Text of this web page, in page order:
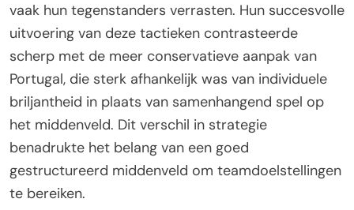
vaak hun tegenstanders verrasten. Hun succesvolle
uitvoering van deze tactieken contrasteerde
scherp met de meer conservatieve aanpak van
Portugal, die sterk afhankelijk was van individuele
briljantheid in plaats van samenhangend spel op
het middenveld. Dit verschil in strategie
benadrukte het belang van een goed
gestructureerd middenveld om teamdoelstellingen
te bereiken.